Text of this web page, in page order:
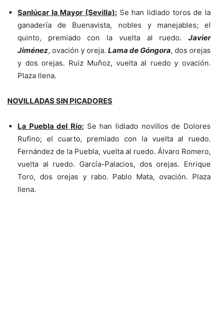
Sanlúcar la Mayor (Sevilla): Se han lidiado toros de la
ganadería de Buenavista, nobles y manejables; el
quinto, premiado con la vuelta al ruedo. Javier
Jiménez, ovación y oreja. Lama de Góngora, dos orejas
y dos orejas. Ruiz Muñoz, vuelta al ruedo y ovación.
Plaza llena.
NOVILLADAS SIN PICADORES
La Puebla del Río: Se han lidiado novillos de Dolores
Rufino; el cuarto, premiado con la vuelta al ruedo.
Fernández de la Puebla, vuelta al ruedo. Álvaro Romero,
vuelta al ruedo. García-Palacios, dos orejas. Enrique
Toro, dos orejas y rabo. Pablo Mata, ovación. Plaza
llena.